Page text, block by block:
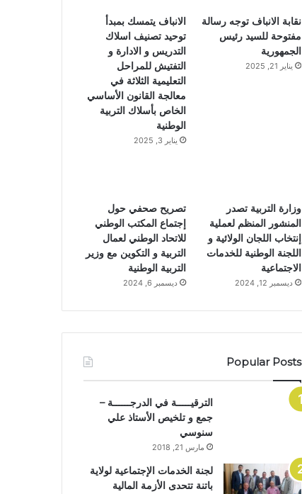
ك
ب
ر
ا
م
نقابة الانباف توجه رسالة
مفتوحة للسيد رئيس
الجمهورية
يناير 21, 2025
الانباف يتمسك بمبدأ
توحيد تصنيف اسلاك
التدريس و الادارة و
التفتيش للمراحل
التعليمية الثلاثة في
معالجة القانون الأساسي
الخاص بأسلاك التربية
الوطنية
يناير 3, 2025
وزارة التربية تصدر
المنشور المنظم لعملية
إنتخاب اللجان الولائية و
اللجنة الوطنية للخدمات
الاجتماعية
ديسمبر 12, 2024
تصريح صحفي حول
إجتماع المكتب الوطني
للاتحاد الوطني لعمال
التربية و التكوين مع وزير
التربية الوطنية
ديسمبر 6, 2024
Popular Posts
الترقيـــــة في الدرجــــــة –
جمع و تلخيص الأستاذ علي
سنوسي
مارس 21, 2018
لجنة الخدمات الإجتماعية لولاية
باتنة تتحدى الأزمة المالية